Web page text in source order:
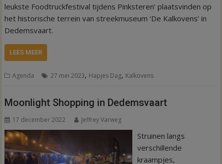
leukste Foodtruckfestival tijdens Pinksteren’ plaatsvinden op
het historische terrein van streekmuseum ‘De Kalkovens’ in
Dedemsvaart.
LEES MEER
Agenda 27 mei 2023, Hapjes Dag, Kalkovens
Moonlight Shopping in Dedemsvaart
17 december 2022 Jeffrey Varweg
Struinen langs
verschillende
kraampjes,